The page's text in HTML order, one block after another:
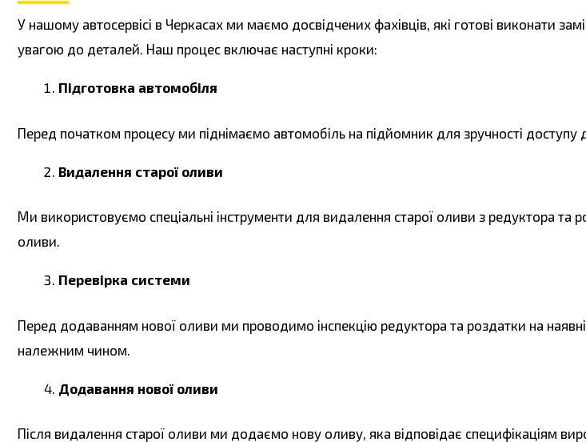
У нашому автосервісі в Черкасах ми маємо досвідчених фахівців, які готові виконати
увагою до деталей. Наш процес включає наступні кроки:
Підготовка автомобіля
Перед початком процесу ми піднімаємо автомобіль на підйомник для зручності доступу
Видалення старої оливи
Ми використовуємо спеціальні інструменти для видалення старої оливи з редуктора
оливи.
Перевірка системи
Перед додаванням нової оливи ми проводимо інспекцію редуктора та роздатки на
належним чином.
Додавання нової оливи
Після видалення старої оливи ми додаємо нову оливу, яка відповідає специфікаціям